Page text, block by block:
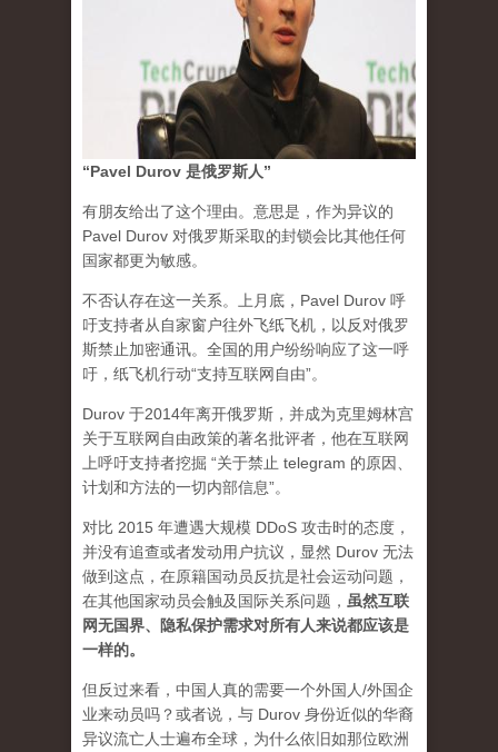
“Pavel Durov 是俄罗斯人”
有朋友给出了这个理由。意思是，作为异议的
Pavel Durov 对俄罗斯采取的封锁会比其他任何
国家都更为敏感。
不否认存在这一关系。上月底，Pavel Durov 呼
吁支持者从自家窗户往外飞纸飞机，以反对俄罗
斯禁止加密通讯。全国的用户纷纷响应了这一呼
吁，纸飞机行动“支持互联网自由”。
Durov 于2014年离开俄罗斯，并成为克里姆林宫
关于互联网自由政策的著名批评者，他在互联网
上呼吁支持者挖掘 “关于禁止 telegram 的原因、
计划和方法的一切内部信息”。
对比 2015 年遭遇大规模 DDoS 攻击时的态度，
并没有追查或者发动用户抗议，显然 Durov 无法
做到这点，在原籍国动员反抗是社会运动问题，
在其他国家动员会触及国际关系问题， 虽然互联
网无国界、隐私保护需求对所有人来说都应该是
一样的。
但反过来看，中国人真的需要一个外国人/外国企
业来动员吗？或者说，与 Durov 身份近似的华裔
异议流亡人士遍布全球，为什么依旧如那位欧洲